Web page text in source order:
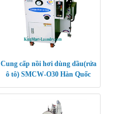
Cung cấp nồi hơi dùng dầu(rửa
ô tô) SMCW-O30 Hàn Quốc